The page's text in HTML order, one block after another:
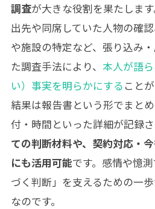
調査が大きな役割を果たしま
出先や同席していた人物の確
や施設の特定など、張り込み
た調査手法により、 本人が語
い）事実を明らかにする こと
結果は報告書という形でまと
付・時間といった詳細が記録さ
ての判断材料や、契約対応・
にも活用可能です。感情や憶
づく判断」を支えるための一
なのです。